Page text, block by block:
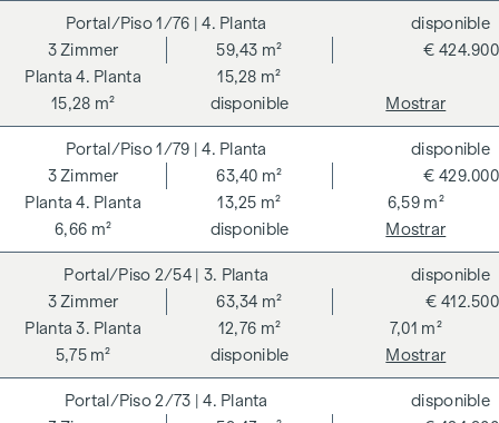
1/76 | 4. Planta
4. Planta
3 Zimmer
59,43 m²
15,28 m²
15,28 m²
€ 424.900
disponible
disponible
Mostrar
1/79 | 4. Planta
4. Planta
3 Zimmer
63,40 m²
13,25 m²
6,59 m²
6,66 m²
€ 429.000
disponible
disponible
Mostrar
2/54 | 3. Planta
3. Planta
3 Zimmer
63,34 m²
12,76 m²
7,01 m²
5,75 m²
€ 412.500
disponible
disponible
Mostrar
2/73
| 4. Planta
disponible